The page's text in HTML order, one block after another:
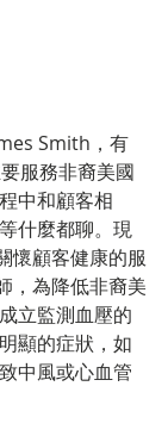
Smith，有
服務非裔美國
中和顧客相
什麼都聊。現
懷顧客健康的服
，為降低非裔美
立監測血壓的
顯的症狀，如
中風或心血管